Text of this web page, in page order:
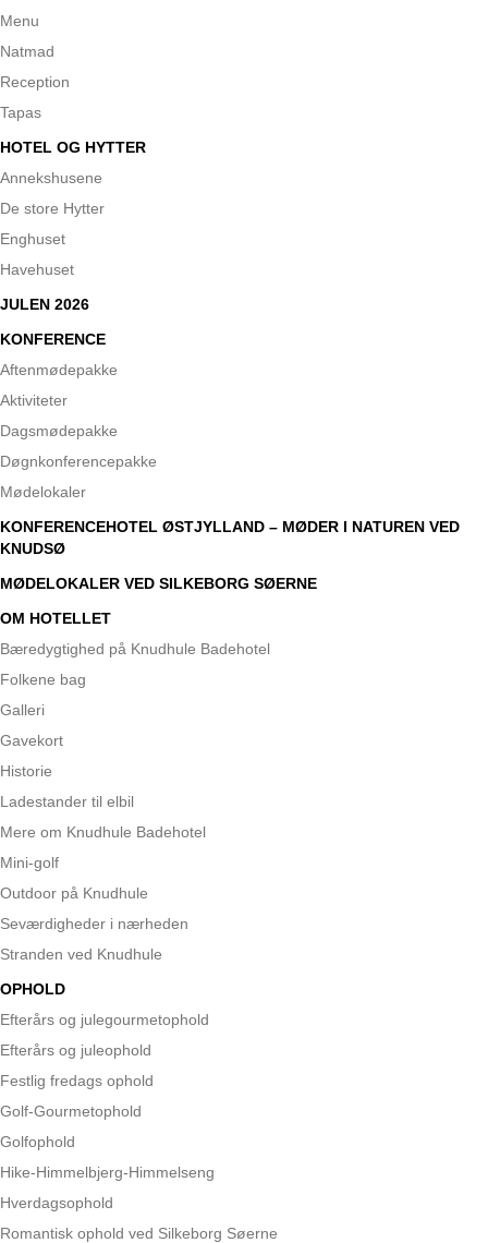
Menu
Natmad
Reception
Tapas
HOTEL OG HYTTER
Annekshusene
De store Hytter
Enghuset
Havehuset
JULEN 2026
KONFERENCE
Aftenmødepakke
Aktiviteter
Dagsmødepakke
Døgnkonferencepakke
Mødelokaler
KONFERENCEHOTEL ØSTJYLLAND – MØDER I NATUREN VED
KNUDSØ
MØDELOKALER VED SILKEBORG SØERNE
OM HOTELLET
Bæredygtighed på Knudhule Badehotel
Folkene bag
Galleri
Gavekort
Historie
Ladestander til elbil
Mere om Knudhule Badehotel
Mini-golf
Outdoor på Knudhule
Seværdigheder i nærheden
Stranden ved Knudhule
OPHOLD
Efterårs og julegourmetophold
Efterårs og juleophold
Festlig fredags ophold
Golf-Gourmetophold
Golfophold
Hike-Himmelbjerg-Himmelseng
Hverdagsophold
Romantisk ophold ved Silkeborg Søerne